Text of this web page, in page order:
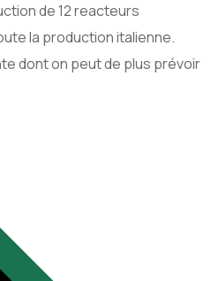
de 12 reacteurs
la production italienne.
dont on peut de plus prévoir